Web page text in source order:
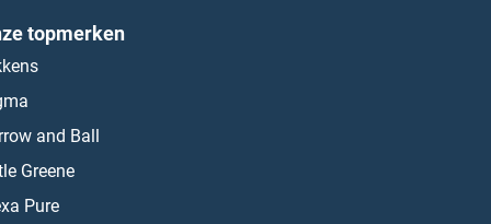
topmerken
and Ball
Greene
Pure